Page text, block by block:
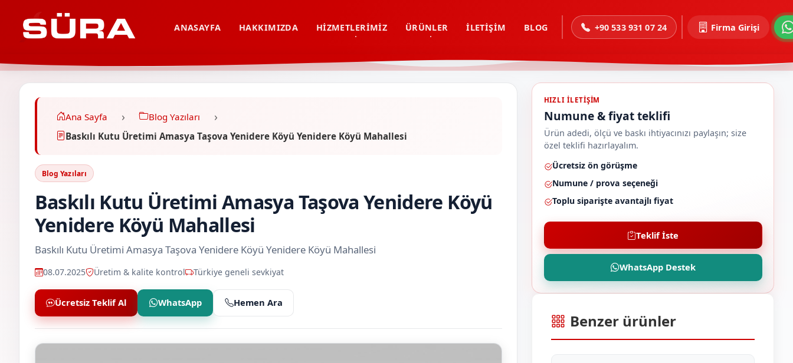
ANASAYFA HAKKIMIZDA HIZMETLERIMIZ ÜRÜNLER İLETIŞIM BLOG +90 533 931 07 24 Firma Girişi
Ana Sayfa
Blog Yazıları
Baskılı Kutu Üretimi Amasya Taşova Yenidere Köyü Yenidere Köyü Mahallesi
Blog Yazıları
Baskılı Kutu Üretimi Amasya Taşova Yenidere Köyü
Yenidere Köyü Mahallesi
Baskılı Kutu Üretimi Amasya Taşova Yenidere Köyü Yenidere Köyü Mahallesi
08.07.2025 Üretim & kalite kontrol Türkiye geneli sevkiyat
Ücretsiz Teklif Al WhatsApp Hemen Ara
HIZLI ILETIŞIM
Numune & fiyat teklifi
Ürün adedi, ölçü ve baskı ihtiyacınızı paylaşın; size
özel teklifi hazırlayalım.
Ücretsiz ön görüşme
Numune / prova seçeneği
Toplu siparişte avantajlı fiyat
Teklif İste
WhatsApp Destek
Benzer ürünler